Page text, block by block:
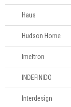
Eletros
Mesa
Cama e banho
Móveis
Haus
Hudson Home
Imeltron
INDEFINIDO
Interdesign